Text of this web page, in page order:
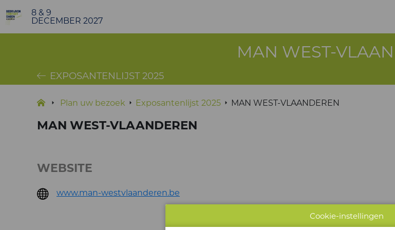
8 & 9
DECEMBER 2027
MAN WEST-
EXPOSANTENLIJST 2025
Plan uw bezoek Exposantenlijst 2025 MAN WEST-VLAANDEREN
MAN WEST-VLAANDEREN
WEBSITE
www.man-westvlaanderen.be
Cookie-instellingen